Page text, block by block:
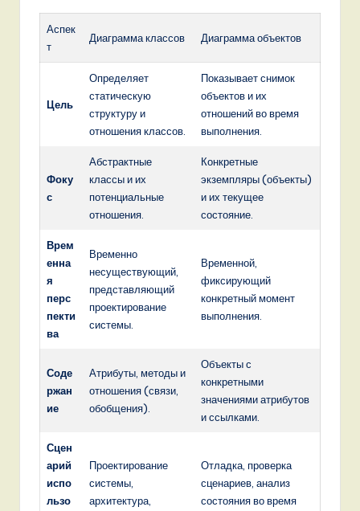
Аспек
т
Диаграмма классов Диаграмма объектов
Цель
Определяет
статическую
структуру и
отношения классов.
Показывает снимок
объектов и их
отношений во время
выполнения.
Фоку
с
Абстрактные
классы и их
потенциальные
отношения.
Конкретные
экземпляры (объекты)
и их текущее
состояние.
Врем
енна
я
перс
пекти
ва
Временно
несуществующий,
представляющий
проектирование
системы.
Временной,
фиксирующий
конкретный момент
выполнения.
Соде
ржан
ие
Атрибуты, методы и
отношения (связи,
обобщения).
Объекты с
конкретными
значениями атрибутов
и ссылками.
Сцен
арий
испо
льзо
Проектирование
системы,
архитектура,
Отладка, проверка
сценариев, анализ
состояния во время